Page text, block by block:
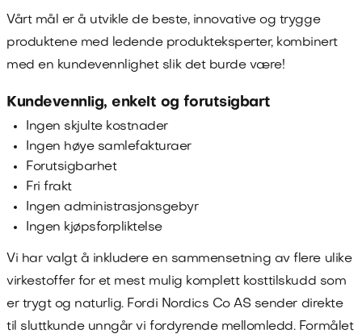
Vårt mål er å utvikle de beste, innovative og trygge
produktene med ledende produkteksperter, kombinert
med en kundevennlighet slik det burde være!
Kundevennlig, enkelt og forutsigbart
Ingen skjulte kostnader
Ingen høye samlefakturaer
Forutsigbarhet
Fri frakt
Ingen administrasjonsgebyr
Ingen kjøpsforpliktelse
Vi har valgt å inkludere en sammensetning av flere ulike
virkestoffer for et mest mulig komplett kosttilskudd som
er trygt og naturlig. Fordi Nordics Co AS sender direkte
til sluttkunde unngår vi fordyrende mellomledd. Formålet